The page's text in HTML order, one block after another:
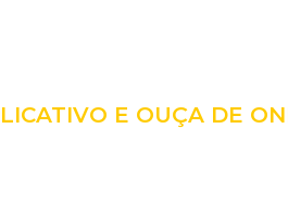
E OUÇA DE